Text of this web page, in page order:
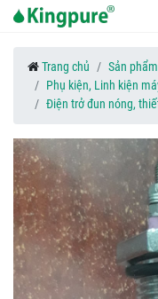
Trang chủ
Sản phẩm
Phụ kiện, Linh kiện
Điện trở đun nóng,